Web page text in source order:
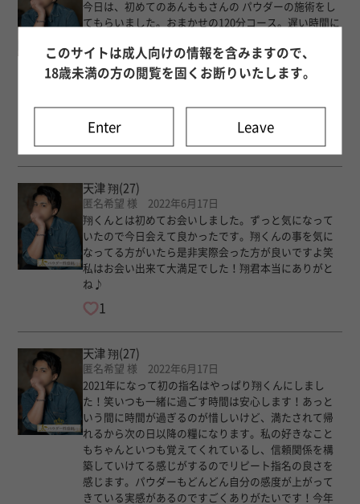
今日は、初めてのあんももさんの パウダーの施術をし
てもらいました。おまかせの120分コース。遅い時間に
が来るのかなぁ～と思っていたら、ジョジョに出てき
そうな 超イケメン爽やか男子。パウダーの扱いも女性
0
天津 翔(27)
匿名希望 様 2022年6月17日
翔くんとは初めてお会いしました。ずっと気になって
いたので今日会えて良かったです。翔くんの事を気に
なってる方がいたら是非実際会った方が良いですよ笑
私はお会い出来て大満足でした！翔君本当にありがと
ね♪
1
天津 翔(27)
匿名希望 様 2022年6月17日
2021年になって初の指名はやっぱり翔くんにしまし
た！笑いつも一緒に過ごす時間は安心します！あっと
いう間に時間が過ぎるのが惜しいけど、満たされて帰
れるから次の日以降の糧になります。私の好きなこと
もちゃんといつも覚えてくれているし、信頼関係を構
築していけてる感じがするのでリピート指名の良さを
感じます。パウダーもどんどん自分の感度が上がって
きている実感があるのですごくありがたいです！今年
このサイトは成人向けの情報を含みますので、
18歳未満の方の閲覧を固くお断りいたします。
Enter Leave